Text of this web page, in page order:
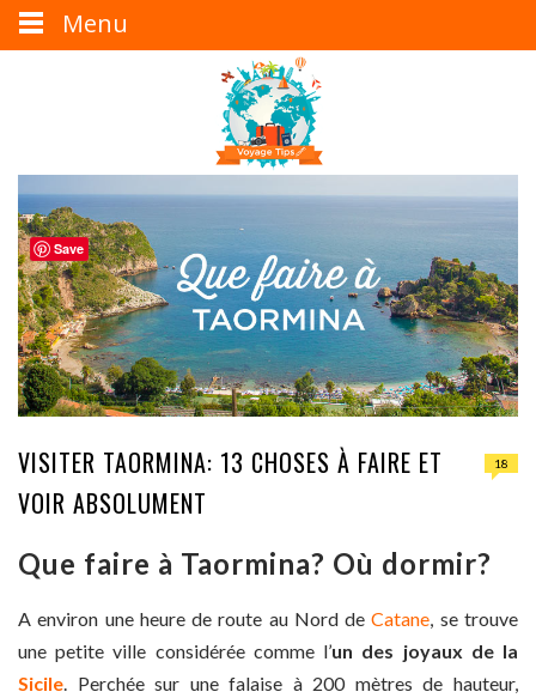
VISITER TAORMINA: 13 CHOSES À FAIRE ET
VOIR ABSOLUMENT
18
Que faire à Taormina? Où dormir?
A environ une heure de route au Nord deCatane , se trouve
une petite ville considérée comme l’un des joyaux de la
Sicile . Perchée sur une falaise à 200 mètres de hauteur,
Menu
Save